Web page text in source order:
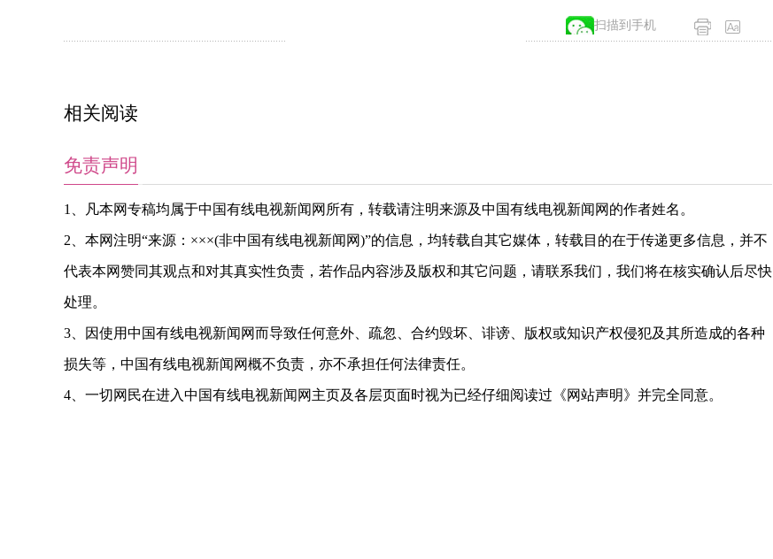
扫描到手机
相关阅读
免责声明
1、凡本网专稿均属于中国有线电视新闻网所有，转载请注明来源及中国有线电视新闻网的作者姓名。
2、本网注明“来源：×××(非中国有线电视新闻网)”的信息，均转载自其它媒体，转载目的在于传递更多信息，并不
代表本网赞同其观点和对其真实性负责，若作品内容涉及版权和其它问题，请联系我们，我们将在核实确认后尽快
处理。
3、因使用中国有线电视新闻网而导致任何意外、疏忽、合约毁坏、诽谤、版权或知识产权侵犯及其所造成的各种
损失等，中国有线电视新闻网概不负责，亦不承担任何法律责任。
4、一切网民在进入中国有线电视新闻网主页及各层页面时视为已经仔细阅读过《网站声明》并完全同意。